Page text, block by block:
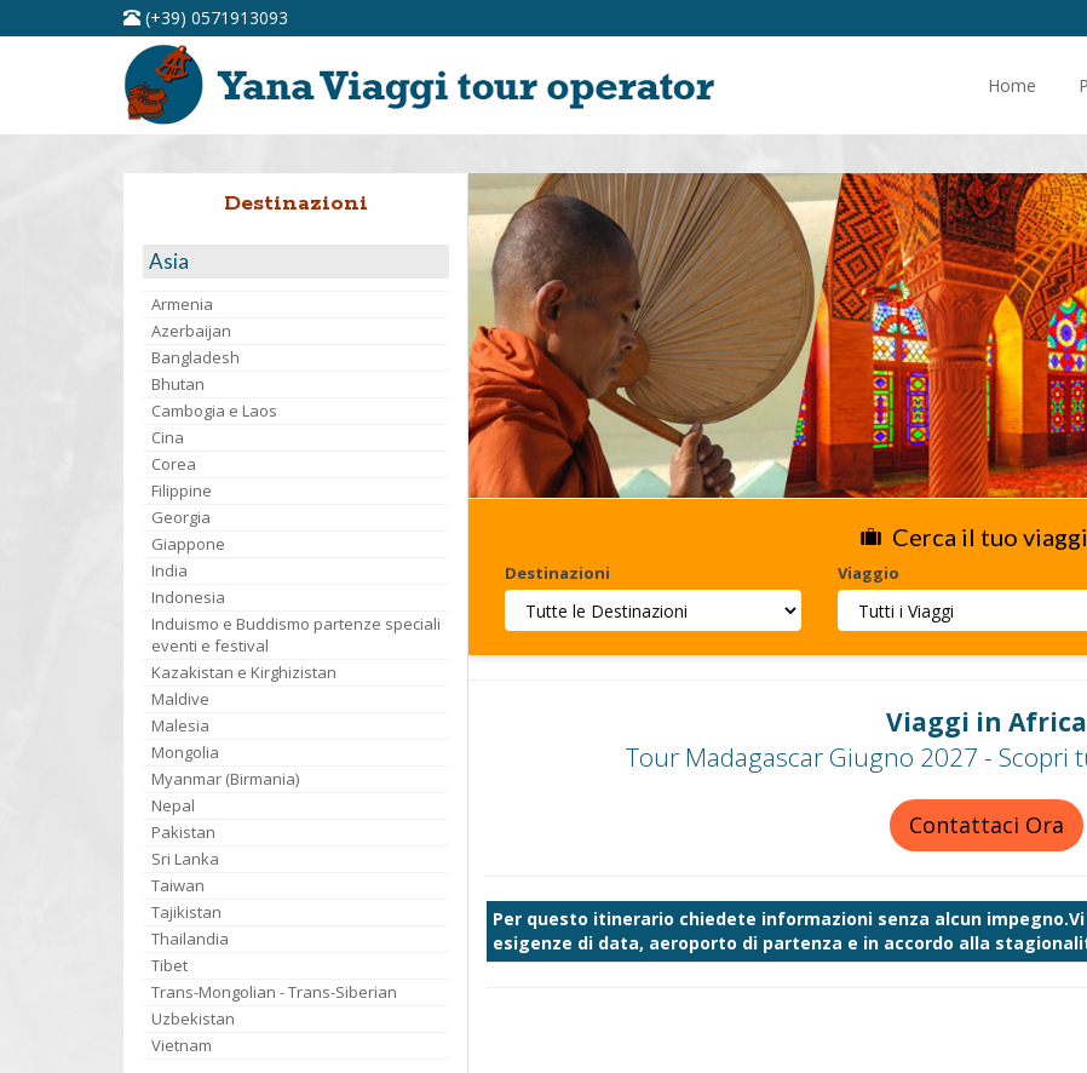
(+39) 0571913093
Home
Destinazioni
Asia
Armenia
Azerbaijan
Bangladesh
Bhutan
Cambogia e Laos
Cina
Corea
Filippine
Georgia
Giappone
India
Indonesia
Induismo e Buddismo partenze speciali
eventi e festival
Kazakistan e Kirghizistan
Maldive
Malesia
Mongolia
Myanmar (Birmania)
Nepal
Pakistan
Sri Lanka
Taiwan
Tajikistan
Thailandia
Tibet
Trans-Mongolian - Trans-Siberian
Uzbekistan
Vietnam
Cerca il tuo
Destinazioni Viaggio
Viaggi in Africa
Tour Madagascar Giugno 2027 - Scopri
Contattaci Ora
Per questo itinerario chiedete informazioni senza alcun
esigenze di data, aeroporto di partenza e in accordo alla